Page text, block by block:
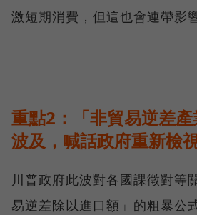
激短期消費，但這也會連帶影
重點2：「非貿易逆差
波及，喊話政府重新檢
川普政府此波對各國課徵對等
易逆差除以進口額」的粗暴公